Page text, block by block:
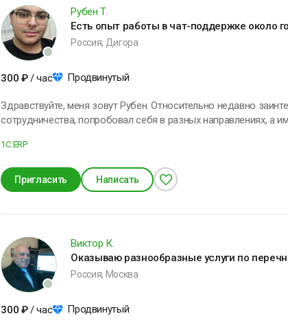
Я в воображении
начинаю строить
конструкцию,
включаю
Рубен Т.
Есть опыт работы в чат-поддержке около
Россия, Дигора
300 ₽ / час Продвинутый
Здравствуйте, меня зовут Рубен. Относительно недавно заинтересовался удаленным форматом
сотрудничества, попробовал себя в разных направлениях, а
1С:ERP
Пригласить Написать
Виктор К.
Оказываю разнообразные услуги по
Россия, Москва
300 ₽ / час Продвинутый